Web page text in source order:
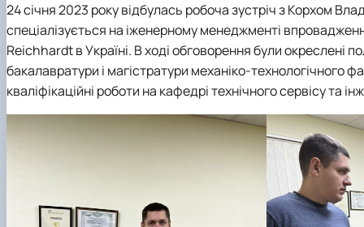
24 січня 2023 року відбулась робоча зустріч з Корхом
спеціалізується на іженерному менеджменті
Reichhardt в Україні. В ході обговорення були окреслені
бакалавратури і магістратури механіко-технологічного
кваліфікаційні роботи на кафедрі технічного сервісу